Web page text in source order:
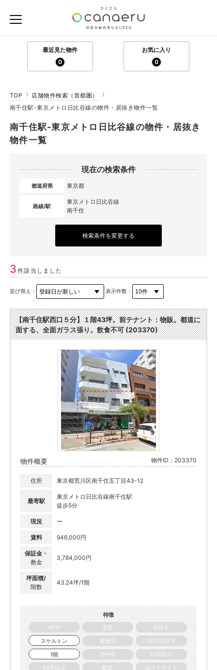
最近見た物件
0
お気に入り
0
TOP
店舗物件検索（首都圏）
南千住駅-東京メトロ日比谷線の物件・居抜き物件一覧
南千住駅-東京メトロ日比谷線の物件・居抜き
物件一覧
現在の検索条件
都道府県 東京都
路線/駅
東京メトロ日比谷線
南千住
検索条件を変更する
3件該当しました
並び替え： 表示件数：
【南千住駅西口５分】１階43坪。前テナント：物販。都道に
面する、全面ガラス張り。飲食不可 (203370)
物件概要 物件ID：203370
住所 東京都荒川区南千住五丁目43-12
最寄駅
東京メトロ日比谷線南千住駅
徒歩5分
現況 ー
賃料 946,000円
保証金・
敷金
3,784,000円
坪面積/
階数
43.24坪/1階
特徴
NEW
更新
居抜き
スケルトン
飲食可
30万円以下
1階
空中階
20坪以下
50坪以上
駅近 ロードサイド